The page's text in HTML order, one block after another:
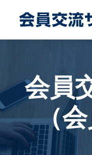
会員
（